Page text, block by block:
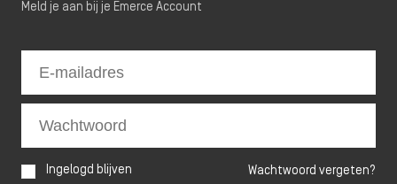
Meld je aan bij je Emerce Account
Ingelogd blijven Wachtwoord vergeten?